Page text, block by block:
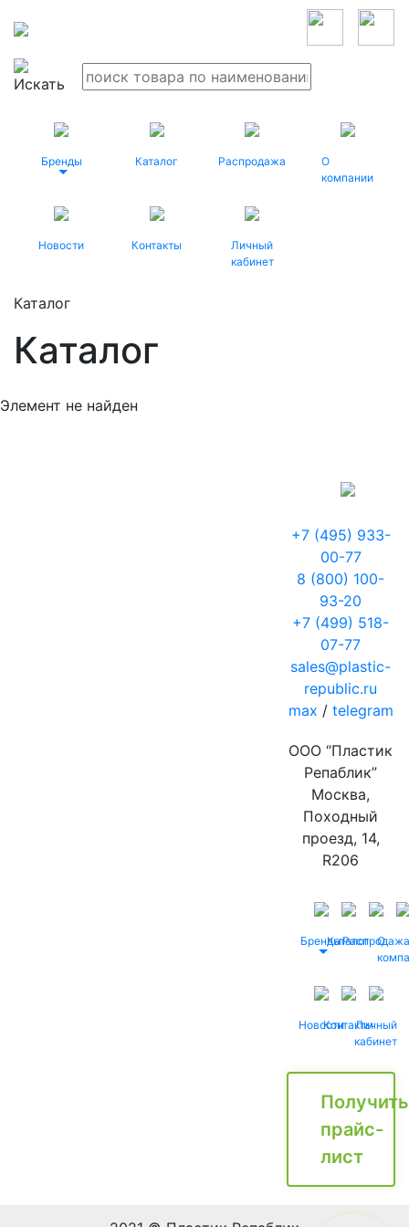
Бренды Каталог Распродажа
О
компании
Новости Контакты
Личный
кабинет
Каталог
Каталог
Элемент не найден
+7 (495) 933-
00-77
8 (800) 100-
93-20
+7 (499) 518-
07-77
sales@plastic-
republic.ru
max / telegram
ООО “Пластик
Репаблик”
Москва,
Походный
проезд, 14,
R206
БрендыКаталог
Распродажа
О
НовостиКонтактыЛичный
кабинет
Получить
прайс-
лист